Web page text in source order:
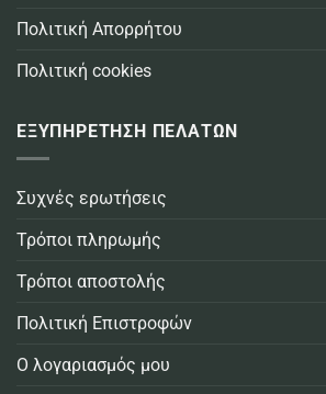
Πολιτική Απορρήτου
Πολιτική cookies
ΕΞΥΠΗΡΕΤΗΣΗ ΠΕΛΑΤΩΝ
Συχνές ερωτήσεις
Τρόποι πληρωμής
Τρόποι αποστολής
Πολιτική Επιστροφών
Ο λογαριασμός μου